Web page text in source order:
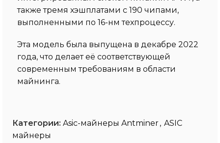
также тремя хэшплатами с 190 чипами,
выполненными по 16-нм техпроцессу.
Эта модель была выпущена в декабре 2022
года, что делает её соответствующей
современным требованиям в области
майнинга.
Категории: Asic-майнеры Antminer, ASIC
майнеры